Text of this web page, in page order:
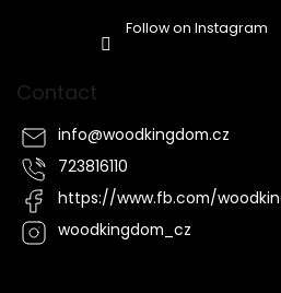
Follow on Instagram
Contact
info@woodkingdom.cz
723816110
https://www.fb.com/
woodkingdom_cz